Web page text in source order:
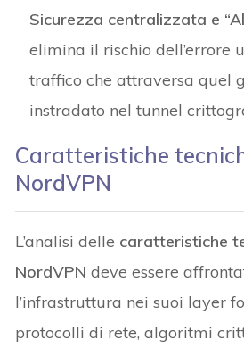
Sicurezza centralizzata e
elimina il rischio dell’errore
traffico che attraversa quel
instradato nel tunnel
Caratteristiche
NordVPN
L’analisi delle caratteristiche
NordVPN deve essere
l’infrastruttura nei suoi layer
protocolli di rete, algoritmi